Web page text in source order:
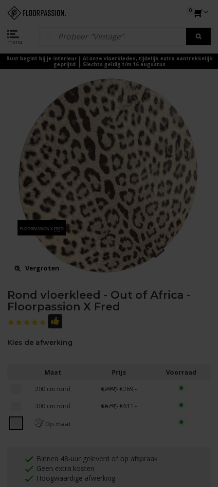
menu
0
Rust begint bij je interieur | Al onze vloerkleden, tijdelijk extra aantrekkelijk
geprijsd. | Slechts geldig t/m 16 augustus
Vergroten
Rond vloerkleed - Out of Africa -
Floorpassion X Fred
Kies de afwerking
Maat Prijs
Voorraad
200 cm rond
€299,-€269,-
300 cm rond
€679,-€611,-
Op maat
Binnen 48-uur geleverd of op afspraak
Geen extra kosten
Hoogwaardige afwerking